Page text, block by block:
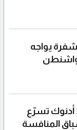
يواجه
واشنطن
أدنوك تسرّع
المنافسة